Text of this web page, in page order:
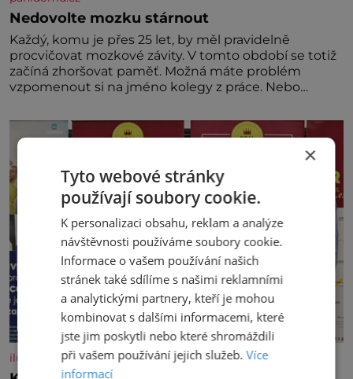
Nedovolte mozku stárnout
Každý, komu je přes 25 let, by měl pravidelně
procvičovat mozkové závity. V tomto období se totiž
začíná zhoršovat paměť. Možná máte problém
vzpomenout si na jméno kolegy z práce. Nebo
nedávno přečetli. Je to opravdu tak, s věkem jako
kdyby se paměť rozhodla stávkovat. Cvičte
iluxus.cz
×
Tyto webové stránky
používají soubory cookie.
K personalizaci obsahu, reklam a analýze
návštěvnosti používáme soubory cookie.
Informace o vašem používání našich
stránek také sdílíme s našimi reklamními
a analytickými partnery, kteří je mohou
kombinovat s dalšími informacemi, které
jste jim poskytli nebo které shromáždili
při vašem používání jejich služeb.Více
informací